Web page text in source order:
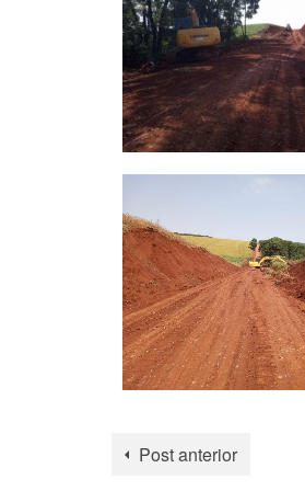
Post anterior